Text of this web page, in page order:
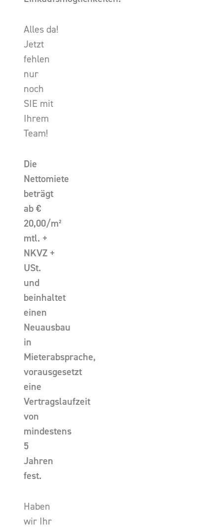
Alles da!
Jetzt
fehlen
nur
noch
SIE mit
Ihrem
Team!
Die
Nettomiete
beträgt
ab €
20,00/m²
mtl. +
NKVZ +
USt.
und
beinhaltet
einen
Neuausbau
in
Mieterabsprache,
vorausgesetzt
eine
Vertragslaufzeit
von
mindestens
5
Jahren
fest.
Haben
wir Ihr